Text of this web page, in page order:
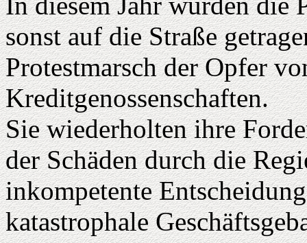
sonst auf die Straße
Protestmarsch der Opfer
Kreditgenossenschaften.
Sie wiederholten ihre
der Schäden durch die
inkompetente
katastrophale